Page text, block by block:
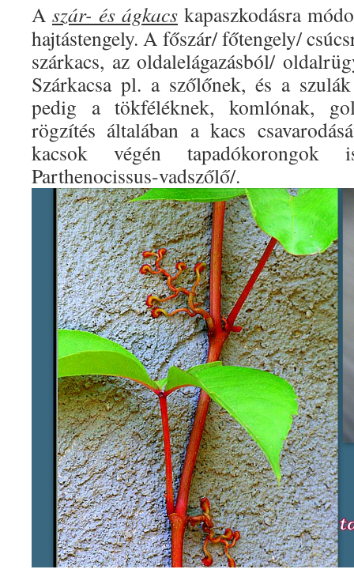
A szár- és ágkacs kapaszkodásra
hajtástengely. A főszár/ főtengely/
szárkacs, az oldalelágazásból/
Szárkacsa pl. a szőlőnek, és a
pedig a tökféléknek, komlónak,
rögzítés általában a kacs
kacsok végén
Parthenocissus-vadszőlő/.